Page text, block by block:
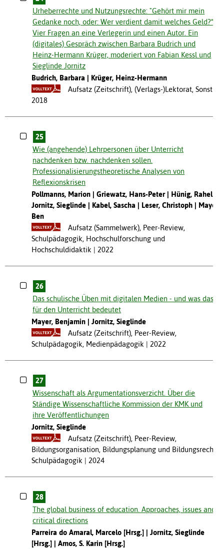
Urheberrechte und Nutzungsrechte: "Gehört mir mein
Gedanke noch, oder: Wer verdient damit welches Geld?“
Vier Fragen an eine Verlegerin und einen Autor. Ein
(digitales) Gespräch zwischen Barbara Budrich und
Heinz-Hermann Krüger, moderiert von Fabian Kessl und
Sieglinde Jornitz
Budrich, Barbara
Krüger, Heinz-Hermann
Aufsatz (Zeitschrift), (Verlags-)Lektorat, Sonstige
2018
25
Wie (angehende) Lehrpersonen über Unterricht
nachdenken bzw. nachdenken sollen.
Professionalisierungstheoretische Analysen von
Reflexionskrisen
Pollmanns, Marion
Griewatz, Hans-Peter
Hünig, Rahel
Jornitz, Sieglinde
Kabel, Sascha Leser, Christoph
Mayer,
Ben
Aufsatz (Sammelwerk), Peer-Review,
Schulpädagogik, Hochschulforschung und
Hochschuldidaktik
2022
26
Das schulische Üben mit digitalen Medien - und was das
für den Unterricht bedeutet
Mayer, Benjamin
Jornitz, Sieglinde
Aufsatz (Zeitschrift), Peer-Review,
Schulpädagogik, Medienpädagogik
2022
27
Wissenschaft als Argumentationsverzicht. Über die
Ständige Wissenschaftliche Kommission der KMK und
ihre Veröffentlichungen
Jornitz, Sieglinde
Aufsatz (Zeitschrift), Peer-Review,
Bildungsorganisation, Bildungsplanung und Bildungsrecht,
Schulpädagogik
2024
28
The global business of education. Approaches, issues and
critical directions
Parreira do Amaral, Marcelo [Hrsg.]
Jornitz, Sieglinde
[Hrsg.]
Amos, S. Karin [Hrsg.]